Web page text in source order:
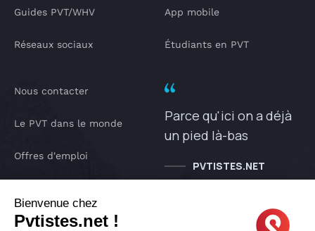
Guides PVT/WHV
Réseaux sociaux
App mobile
Étudiants en PVT
Nous contacter
Le PVT dans le monde
Offres d'emploi
IA pvtistes
Parce qu'ici on a déjà
un pied là-bas
PVTISTES.NET
Bienvenue chez
Pvtistes.net !